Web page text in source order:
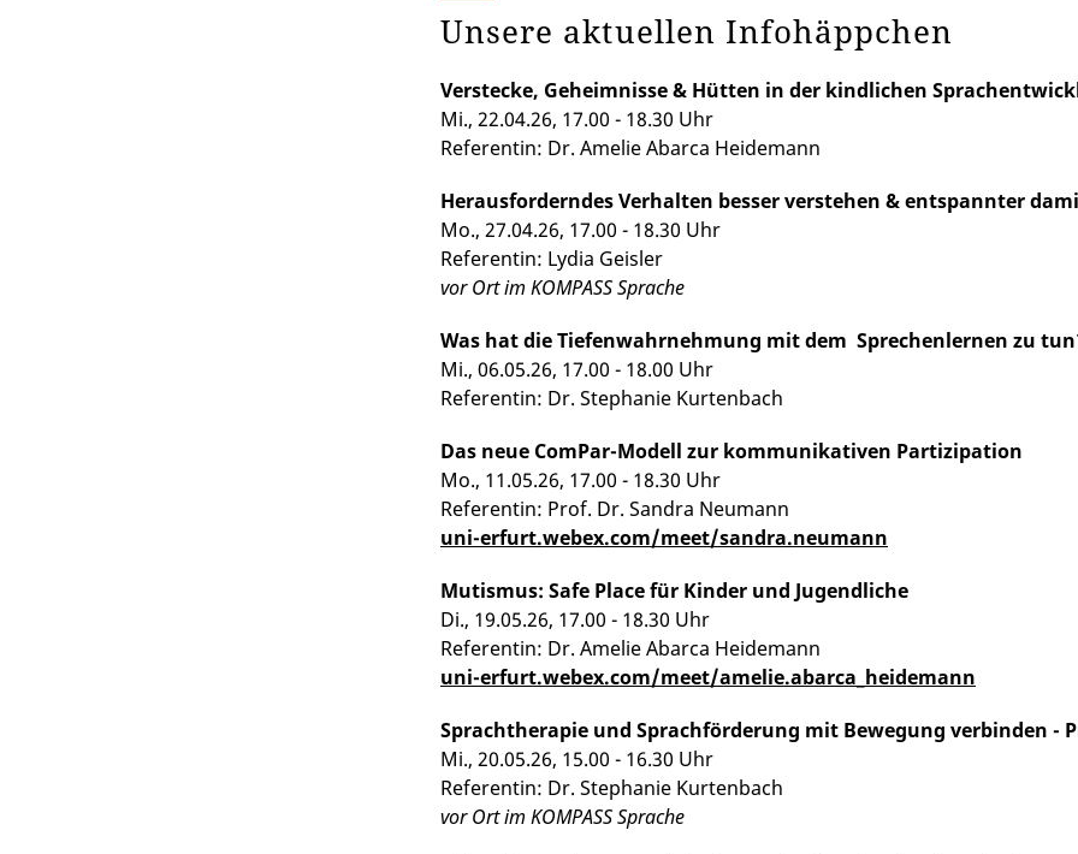
Unsere aktuellen Infohäppchen
Verstecke, Geheimnisse & Hütten in der kindlichen
Mi., 22.04.26, 17.00 - 18.30 Uhr
Referentin: Dr. Amelie Abarca Heidemann
Herausforderndes Verhalten besser verstehen & entspannter
Mo., 27.04.26, 17.00 - 18.30 Uhr
Referentin: Lydia Geisler
vor Ort im KOMPASS Sprache
Was hat die Tiefenwahrnehmung mit dem Sprechenlernen zu
Mi., 06.05.26, 17.00 - 18.00 Uhr
Referentin: Dr. Stephanie Kurtenbach
Das neue ComPar-Modell zur kommunikativen Partizipation
Mo., 11.05.26, 17.00 - 18.30 Uhr
Referentin: Prof. Dr. Sandra Neumann
uni-erfurt.webex.com/meet/sandra.neumann
Mutismus: Safe Place für Kinder und Jugendliche
Di., 19.05.26, 17.00 - 18.30 Uhr
Referentin: Dr. Amelie Abarca Heidemann
uni-erfurt.webex.com/meet/amelie.abarca_heidemann
Sprachtherapie und Sprachförderung mit Bewegung verbinden -
Mi., 20.05.26, 15.00 - 16.30 Uhr
Referentin: Dr. Stephanie Kurtenbach
vor Ort im KOMPASS Sprache